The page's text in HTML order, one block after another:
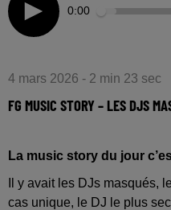
0:00
4 mars 2026 - 2 min 23 sec
FG MUSIC STORY – LES DJS
La music story du jour
Il y avait les DJs masqués,
cas unique, le DJ le plus